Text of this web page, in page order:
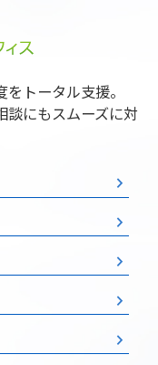
トータル支援。
談にもスムーズに対